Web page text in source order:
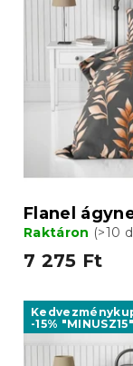
Flanel
Raktáron (>10
7 275 Ft
-15% "MINUSZ15"